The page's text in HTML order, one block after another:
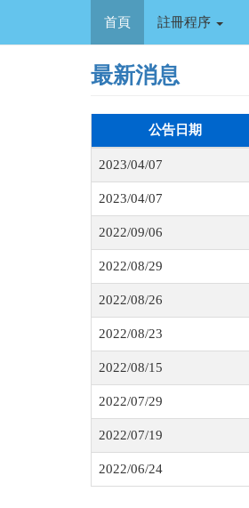
主
首頁 註冊程序
最新消息
公告日期
2023/04/07
2023/04/07
2022/09/06
2022/08/29
2022/08/26
2022/08/23
2022/08/15
2022/07/29
2022/07/19
2022/06/24